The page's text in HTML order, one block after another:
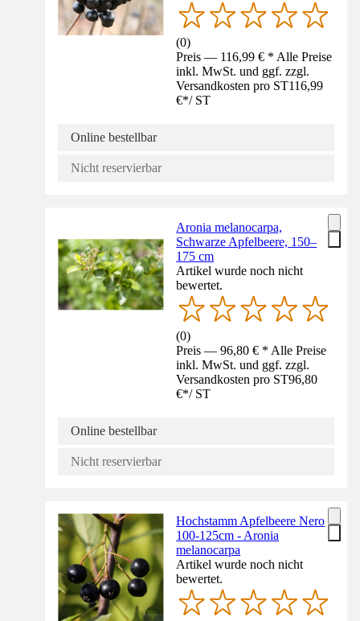
(0)
Preis — 116,99 € * Alle Preise
inkl. MwSt. und ggf. zzgl.
Versandkosten pro ST116,99
€*/ ST
Online bestellbar
Nicht reservierbar
Aronia melanocarpa,
Schwarze Apfelbeere, 150–
175 cm
Artikel wurde noch nicht
bewertet.
(0)
Preis — 96,80 € * Alle Preise
inkl. MwSt. und ggf. zzgl.
Versandkosten pro ST96,80
€*/ ST
Online bestellbar
Nicht reservierbar
Hochstamm Apfelbeere Nero
100-125cm - Aronia
melanocarpa
Artikel wurde noch nicht
bewertet.